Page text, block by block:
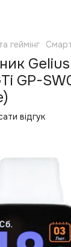
геймінг
Gelius
GP-
відгук